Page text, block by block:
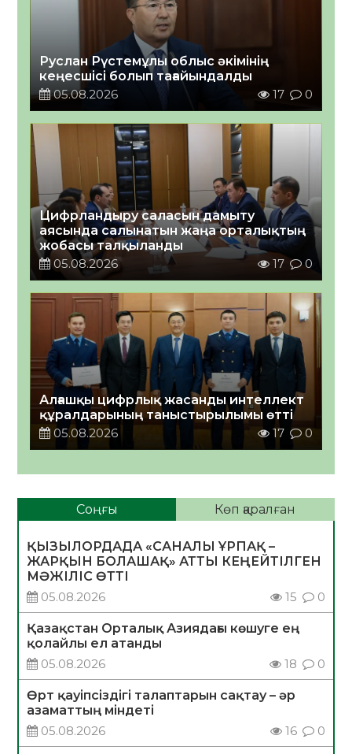
Руслан Рүстемұлы облыс әкімінің
кеңесшісі болып тағайындалды
05.08.2026
17 0
Цифрландыру саласын дамыту
аясында салынатын жаңа орталықтың
жобасы талқыланды
05.08.2026
17 0
Алғашқы цифрлық жасанды интеллект
құралдарының таныстырылымы өтті
05.08.2026
17 0
Соңғы Көп қаралған
ҚЫЗЫЛОРДАДА «САНАЛЫ ҰРПАҚ –
ЖАРҚЫН БОЛАШАҚ» АТТЫ КЕҢЕЙТІЛГЕН
МӘЖІЛІС ӨТТІ
05.08.2026
15 0
Қазақстан Орталық Азиядағы көшуге ең
қолайлы ел атанды
05.08.2026
18 0
Өрт қауіпсіздігі талаптарын сақтау – әр
азаматтың міндеті
05.08.2026
16 0